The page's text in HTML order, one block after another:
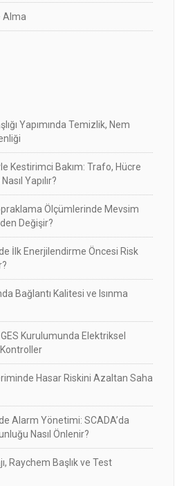
Alma
Yapımında Temizlik, Nem
Kestirimci Bakım: Trafo, Hücre
Yapılır?
Ölçümlerinde Mevsim
Değişir?
İlk Enerjilendirme Öncesi Risk
Bağlantı Kalitesi ve Isınma
Kurulumunda Elektriksel
Hasar Riskini Azaltan Saha
Alarm Yönetimi: SCADA’da
Nasıl Önlenir?
Raychem Başlık ve Test